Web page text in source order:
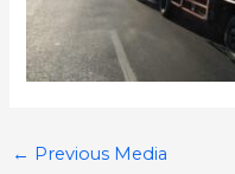
← Previous Media